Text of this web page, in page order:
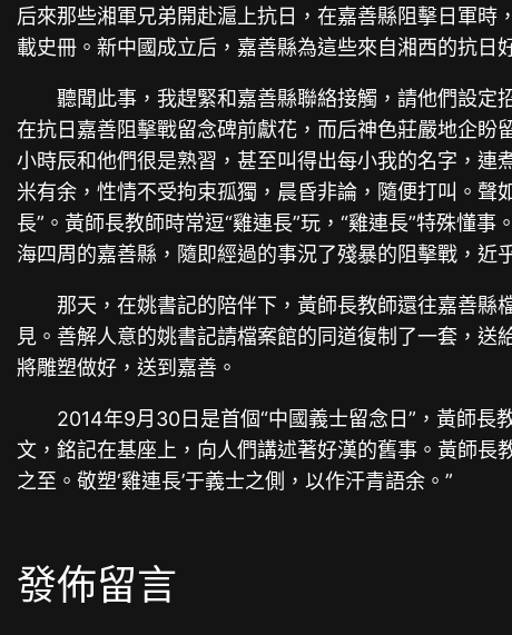
后來那些湘軍兄弟開赴滬上抗日，在嘉善縣阻擊日軍時
載史冊。新中國成立后，嘉善縣為這些來自湘西的抗日
聽聞此事，我趕緊和嘉善縣聯絡接觸，請他們設定
在抗日嘉善阻擊戰留念碑前獻花，而后神色莊嚴地企
小時辰和他們很是熟習，甚至叫得出每小我的名字，連
米有余，性情不受拘束孤獨，晨昏非論，隨便打叫。聲
長”。黃師長教師時常逗“雞連長”玩，“雞連長”特殊懂
海四周的嘉善縣，隨即經過的事況了殘暴的阻擊戰，近
那天，在姚書記的陪伴下，黃師長教師還往嘉善
見。善解人意的姚書記請檔案館的同道復制了一套，
將雕塑做好，送到嘉善。
2014年9月30日是首個“中國義士留念日”，黃師
文，銘記在基座上，向人們講述著好漢的舊事。黃師長
之至。敬塑‘雞連長’于義士之側，以作汗青語余。”
發佈留言